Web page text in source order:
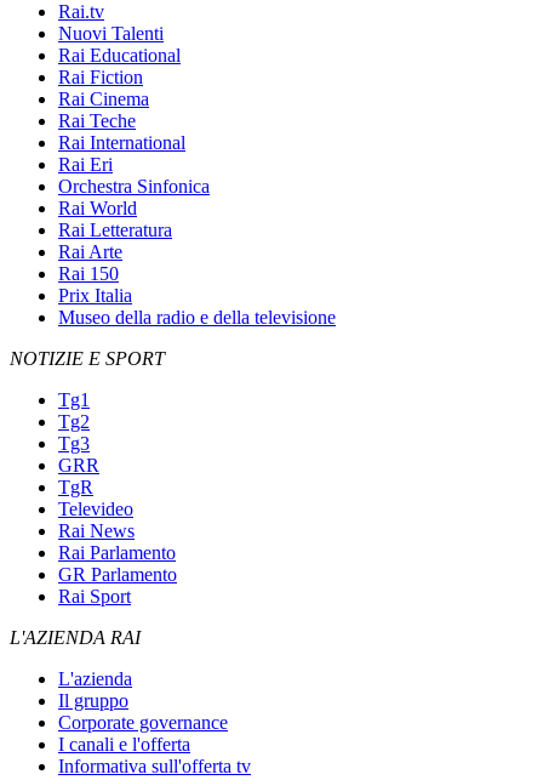
Rai.tv
Nuovi Talenti
Rai Educational
Rai Fiction
Rai Cinema
Rai Teche
Rai International
Rai Eri
Orchestra Sinfonica
Rai World
Rai Letteratura
Rai Arte
Rai 150
Prix Italia
Museo della radio e della televisione
NOTIZIE E SPORT
Tg1
Tg2
Tg3
GRR
TgR
Televideo
Rai News
Rai Parlamento
GR Parlamento
Rai Sport
L'AZIENDA RAI
L'azienda
Il gruppo
Corporate governance
I canali e l'offerta
Informativa sull'offerta tv